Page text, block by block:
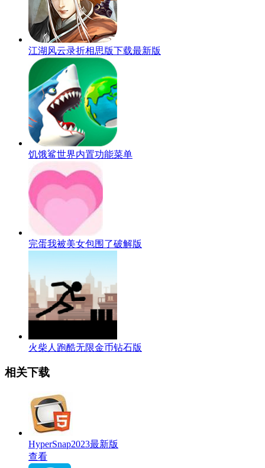
江湖风云录折相思版下载最新版
饥饿鲨世界内置功能菜单
完蛋我被美女包围了破解版
火柴人跑酷无限金币钻石版
相关下载
HyperSnap2023最新版
查看